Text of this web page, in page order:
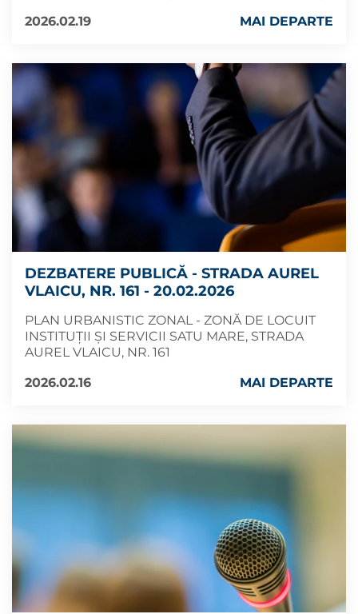
2026.02.19
MAI DEPARTE
DEZBATERE PUBLICĂ - STRADA AUREL
VLAICU, NR. 161 - 20.02.2026
PLAN URBANISTIC ZONAL - ZONĂ DE LOCUIT
INSTITUȚII ȘI SERVICII SATU MARE, STRADA
AUREL VLAICU, NR. 161
2026.02.16
MAI DEPARTE